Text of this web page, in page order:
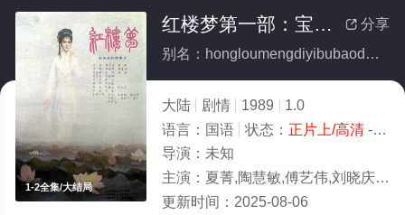
1-2全集/大结局
 分享
红楼梦第一部：宝黛相会(全集)
别名：hongloumengdiyibubaodaixianghui
大陆 剧情 1989
1.0
语言： 国语 状态： 正片上/高清- 免费在线观看
导演： 未知
主演： 夏菁,陶慧敏,傅艺伟,刘晓庆,林默予,章杰,赵丽蓉,何赛飞,李法曾
更新时间： 2025-08-06